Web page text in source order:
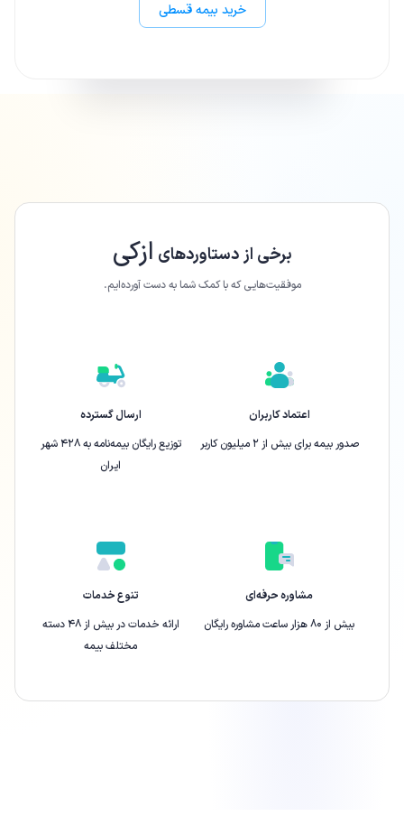
خرید بیمه قسطی
برخی از دستاورد‌های ازکی
موفقیت‌هایی که با کمک شما به دست آورده‌ایم.
اعتماد کاربران
صدور بیمه برای بیش از ۲ میلیون کاربر
ارسال گسترده
توزیع رایگان بیمه‌نامه به ۴۲۸ شهر
ایران
مشاوره حرفه‌ای
بیش از ۸۰ هزار ساعت مشاوره رایگان
تنوع خدمات
ارائه‌ خدمات در بیش از ۴۸ دسته
مختلف بیمه